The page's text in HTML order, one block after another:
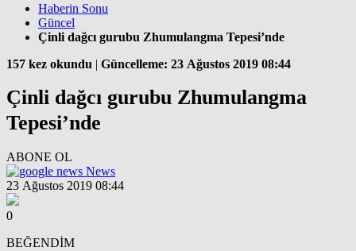
Haberin Sonu
Güncel
Çinli dağcı gurubu Zhumulangma Tepesi’nde
157 kez okundu | Güncelleme: 23 Ağustos 2019 08:44
Çinli dağcı gurubu Zhumulangma
Tepesi’nde
ABONE OL
News
23 Ağustos 2019 08:44
0
BEĞENDİM